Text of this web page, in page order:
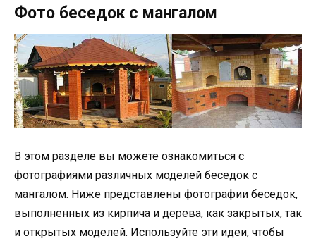
Фото беседок с мангалом
В этом разделе вы можете ознакомиться с
фотографиями различных моделей беседок с
мангалом. Ниже представлены фотографии беседок,
выполненных из кирпича и дерева, как закрытых, так
и открытых моделей. Используйте эти идеи, чтобы